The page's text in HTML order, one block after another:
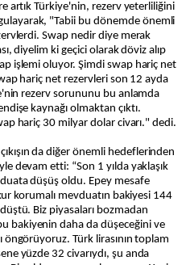
artık Türkiye'nin, rezerv yeterliliğini
"Tabii bu dönemde önemli
Swap nedir diye merak
diyelim ki geçici olarak döviz alıp
işlemi oluyor. Şimdi swap hariç net
hariç net rezervleri son 12 ayda
rezerv sorununu bu anlamda
kaynağı olmaktan çıktı.
hariç 30 milyar dolar civarı." dedi.
da diğer önemli hedeflerinden
devam etti: “Son 1 yılda yaklaşık
düşüş oldu. Epey mesafe
korumalı mevduatın bakiyesi 144
Biz piyasaları bozmadan
bakiyenin daha da düşeceğini ve
öngörüyoruz. Türk lirasının toplam
yüzde 32 civarıydı, şu anda